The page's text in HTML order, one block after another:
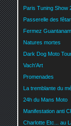
Paris Tuning Show
Passerelle des
Fermez
Natures mortes
Dark Dog Moto
Vach'Art
Promenades
La tremblante du
24h du Mans Moto
Manifestation anti
Charlotte Etc... au